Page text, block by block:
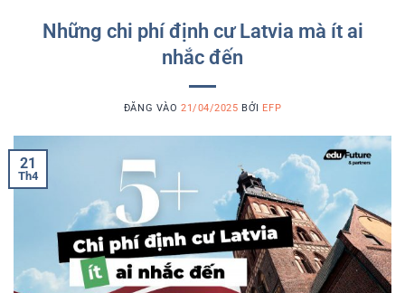
Những chi phí định cư Latvia mà ít ai
nhắc đến
ĐĂNG VÀO 21/04/2025 BỞI EFP
21
Th4